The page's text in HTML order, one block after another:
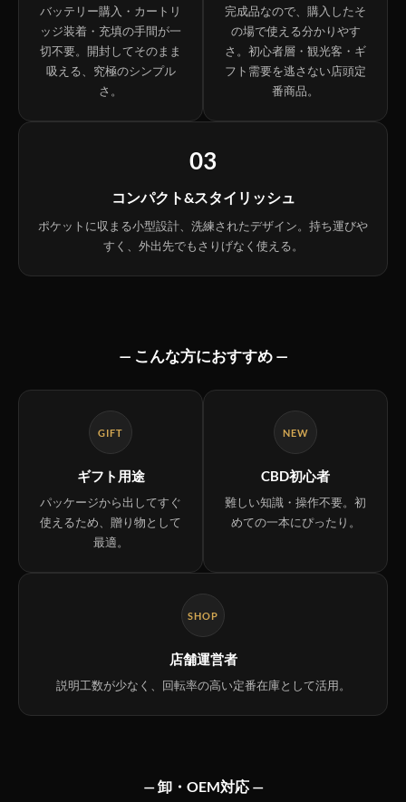
バッテリー購入・カートリ
ッジ装着・充填の手間が一
切不要。開封してそのまま
吸える、究極のシンプル
さ。
完成品なので、購入したそ
の場で使える分かりやす
さ。初心者層・観光客・ギ
フト需要を逃さない店頭定
番商品。
03
コンパクト&スタイリッシュ
ポケットに収まる小型設計、洗練されたデザイン。持ち運びや
すく、外出先でもさりげなく使える。
— こんな方におすすめ —
GIFT
ギフト用途
パッケージから出してすぐ
使えるため、贈り物として
最適。
NEW
CBD初心者
難しい知識・操作不要。初
めての一本にぴったり。
SHOP
店舗運営者
説明工数が少なく、回転率の高い定番在庫として活用。
— 卸・OEM対応 —